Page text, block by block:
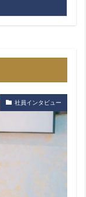
社員インタビュー